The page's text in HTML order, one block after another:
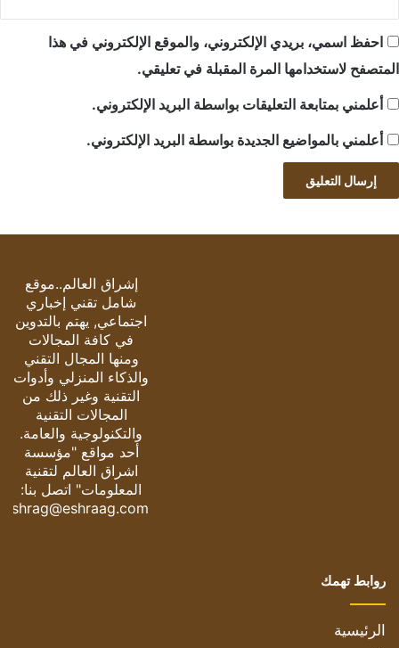
احفظ اسمي، بريدي الإلكتروني، والموقع الإلكتروني في هذا
المتصفح لاستخدامها المرة المقبلة في تعليقي.
أعلمني بمتابعة التعليقات بواسطة البريد الإلكتروني.
أعلمني بالمواضيع الجديدة بواسطة البريد الإلكتروني.
إشراق العالم..موقع
شامل تقني إخباري
اجتماعي, يهتم بالتدوين
في كافة المجالات
ومنها المجال التقني
والذكاء المنزلي وأدوات
التقنية وغير ذلك من
المجالات التقنية
والتكنولوجية والعامة.
أحد مواقع "مؤسسة
اشراق العالم لتقنية
المعلومات" اتصل بنا:
eshrag@eshraag.com
روابط تهمك
الرئيسية